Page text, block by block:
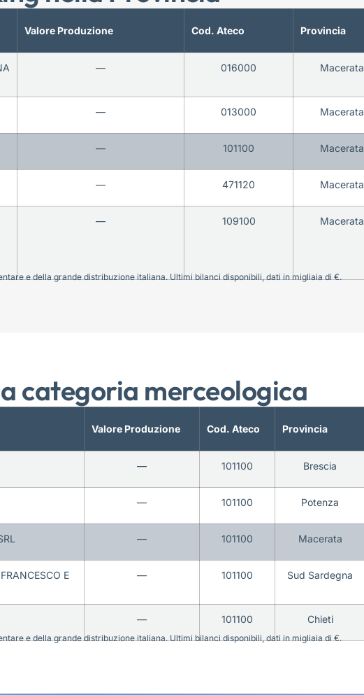
Valore Produzione Cod. Ateco Provincia
— 016000 Macerata
— 013000 Macerata
— 101100 Macerata
— 471120 Macerata
— 109100 Macerata
e della grande distribuzione italiana. Ultimi bilanci disponibili, dati in migliaia di €.
categoria merceologica
Valore Produzione Cod. Ateco Provincia
— 101100 Brescia
— 101100 Potenza
— 101100 Macerata
E
— 101100 Sud Sardegna
— 101100 Chieti
e della grande distribuzione italiana. Ultimi bilanci disponibili, dati in migliaia di €.